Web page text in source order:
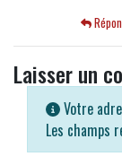
Laisser un
Votre
Les champs